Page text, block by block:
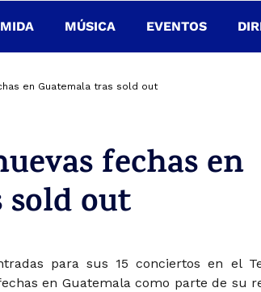
MÚSICA EVENTOS
en Guatemala tras sold out
fechas en
sold out
para sus 15 conciertos en el
en Guatemala como parte de su